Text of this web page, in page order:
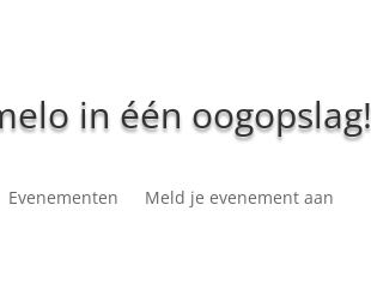
in één oogopslag!
Evenementen Meld je evenement aan